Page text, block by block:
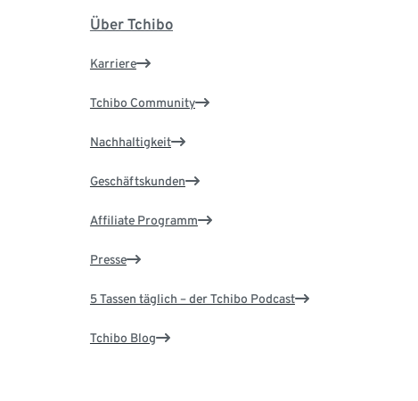
Über Tchibo
Karriere
Tchibo Community
Nachhaltigkeit
Geschäftskunden
Affiliate Programm
Presse
5 Tassen täglich – der Tchibo Podcast
Tchibo Blog